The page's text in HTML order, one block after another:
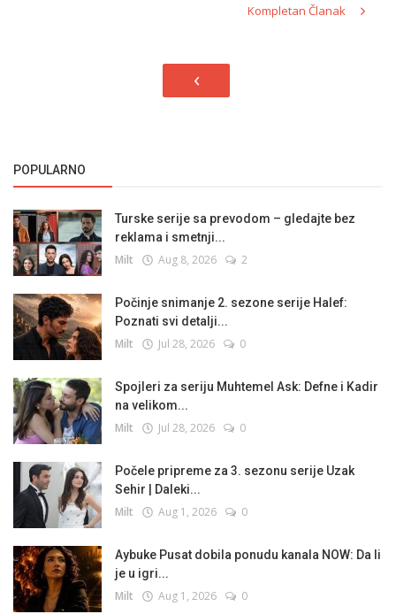
Kompletan Članak
‹
POPULARNO
Turske serije sa prevodom – gledajte bez
reklama i smetnji...
Milt Aug 8, 2026 2
Počinje snimanje 2. sezone serije Halef:
Poznati svi detalji...
Milt Jul 28, 2026 0
Spojleri za seriju Muhtemel Ask: Defne i Kadir
na velikom...
Milt Jul 28, 2026 0
Počele pripreme za 3. sezonu serije Uzak
Sehir | Daleki...
Milt Aug 1, 2026 0
Aybuke Pusat dobila ponudu kanala NOW: Da li
je u igri...
Milt Aug 1, 2026 0